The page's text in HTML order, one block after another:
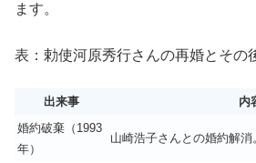
ます。
表：勅使河原秀行さんの再婚とその
出来事
内
婚約破棄（1993
年）
山崎浩子さんとの婚約解消